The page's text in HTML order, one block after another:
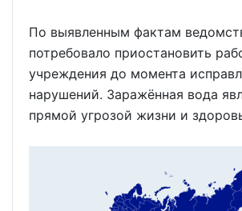
По выявленным фактам
потребовало приостановить
учреждения до момента
нарушений. Заражённая вода
прямой угрозой жизни и